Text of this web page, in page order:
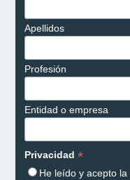
Apellidos
Profesión
Entidad o empresa
Privacidad *
He leído y acepto la